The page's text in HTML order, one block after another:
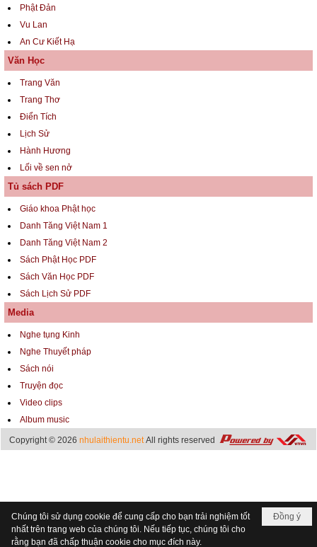
Phật Đản
Vu Lan
An Cư Kiết Hạ
Văn Học
Trang Văn
Trang Thơ
Điển Tích
Lịch Sử
Hành Hương
Lối về sen nở
Tủ sách PDF
Giáo khoa Phật học
Danh Tăng Việt Nam 1
Danh Tăng Việt Nam 2
Sách Phật Học PDF
Sách Văn Học PDF
Sách Lịch Sử PDF
Media
Nghe tụng Kinh
Nghe Thuyết pháp
Sách nói
Truyện đọc
Video clips
Album music
Copyright © 2026 nhulaithientu.net All rights reserved
Đồng ý
Chúng tôi sử dụng cookie để cung cấp cho bạn trải nghiệm tốt
nhất trên trang web của chúng tôi. Nếu tiếp tục, chúng tôi cho
rằng bạn đã chấp thuận cookie cho mục đích này.